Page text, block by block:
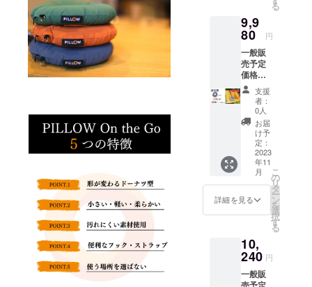
PILLOW
お好き
な色1つ
スポー
ツ (オレ
ンジ) /
オー
シャン
(ブルー)
/ フォレ
スト (グ
リーン)
の中か
らお好
きな色
をお選
びくだ
さい
*********
*********
*********
*********
*****
【注意
点】 ※
る
9,9
80 円
一般販
売予定
価格
12,800
円(税込)
22%OF
F →
9,980円
(税込)
*********
*********
*********
*********
***** [お
届け内
容]
PILLOW
お好き
な色1つ
スポー
ツ (オレ
支援
者：
0人
お届
け予
定：
2023
年11
月
詳細を見る
こ
の
リ
タ
ー
ン
を
選
択
す
る
10,
240 円
一般販